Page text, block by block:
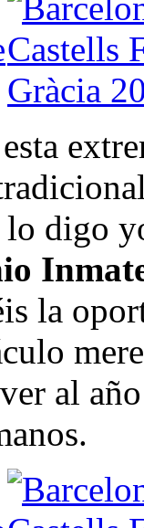
lo digo
la
al